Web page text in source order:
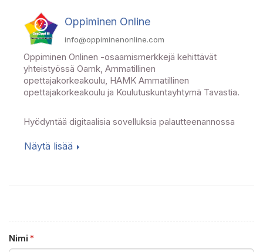
Oppiminen Online
info@oppiminenonline.com
Oppiminen Onlinen -osaamismerkkejä kehittävät
yhteistyössä Oamk, Ammatillinen
opettajakorkeakoulu, HAMK Ammatillinen
opettajakorkeakoulu ja Koulutuskuntayhtymä Tavastia.
Hyödyntää digitaalisia sovelluksia palautteenannossa
Näytä lisää
Nimi *